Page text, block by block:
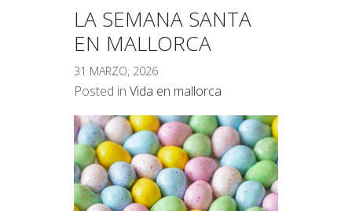
LA SEMANA SANTA
EN MALLORCA
31 MARZO, 2026
Posted in Vida en mallorca